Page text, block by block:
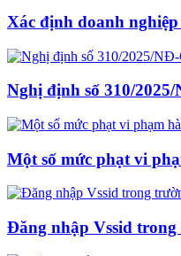
Xác định doanh
Nghị định số 310/
Một số mức phạt vi
Đăng nhập Vssid